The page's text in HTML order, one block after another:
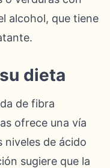
alcohol, que tiene
dieta
de fibra
ofrece una vía
niveles de ácido
sugiere que la